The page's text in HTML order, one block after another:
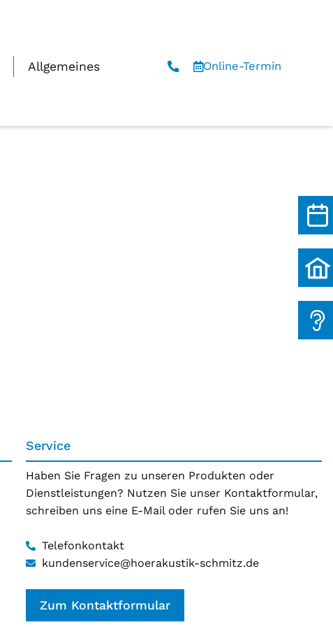
Allgemeines Online-Termin
Service
Haben Sie Fragen zu unseren Produkten oder
Dienstleistungen? Nutzen Sie unser Kontaktformular,
schreiben uns eine E-Mail oder rufen Sie uns an!
Telefonkontakt
kundenservice@hoerakustik-schmitz.de
Zum Kontaktformular